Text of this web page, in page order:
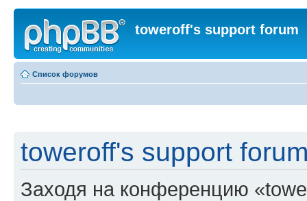
toweroff's support forum
Список форумов
toweroff's support
Заходя на конференцию